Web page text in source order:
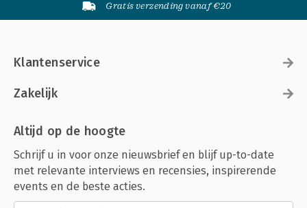
Gratis verzending vanaf €20
Klantenservice
Zakelijk
Altijd op de hoogte
Schrijf u in voor onze nieuwsbrief en blijf up-to-date
met relevante interviews en recensies, inspirerende
events en de beste acties.